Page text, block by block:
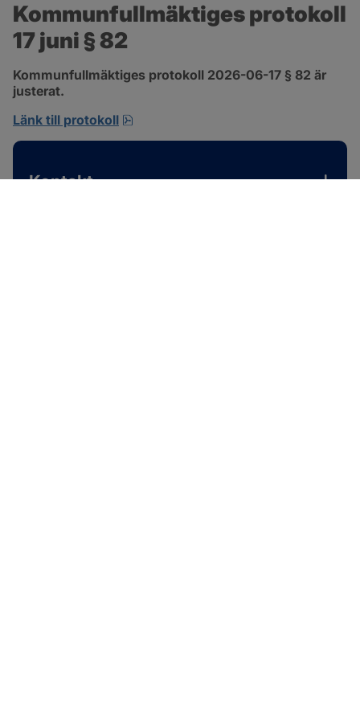
Kommunfullmäktiges protokoll
17 juni § 82
Kommunfullmäktiges protokoll 2026-06-17 § 82 är
justerat.
Länk till protokoll
Kontakt